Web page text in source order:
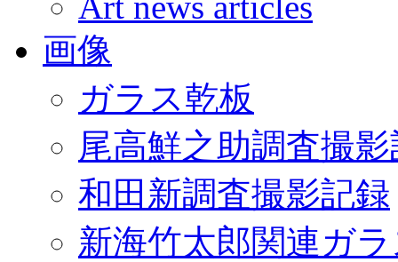
画像
ガラス乾板
尾高鮮之助調査撮
和田新調査撮影記録
新海竹太郎関連ガ